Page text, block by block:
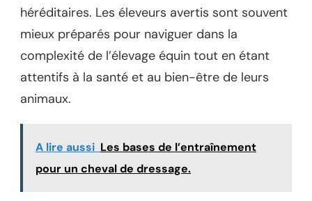
héréditaires. Les éleveurs avertis sont souvent
mieux préparés pour naviguer dans la
complexité de l’élevage équin tout en étant
attentifs à la santé et au bien-être de leurs
animaux.
A lire aussi Les bases de l’entraînement
pour un cheval de dressage.